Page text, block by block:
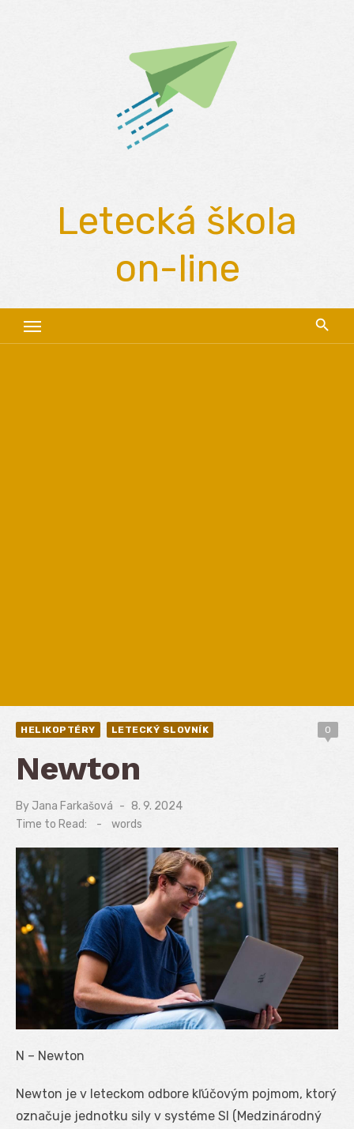
Letecká škola
on-line
HELIKOPTÉRY LETECKÝ SLOVNÍK 0
Newton
By Jana Farkašová
Posted
on
8. 9. 2024
Time to Read:
- words
N – Newton
Newton je v leteckom odbore kľúčovým pojmom, ktorý
označuje jednotku sily v systéme SI (Medzinárodný